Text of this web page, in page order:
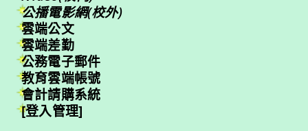
公播電影網(校外)
雲端公文
雲端差勤
公務電子郵件
教育雲端帳號
會計請購系統
[登入管理]